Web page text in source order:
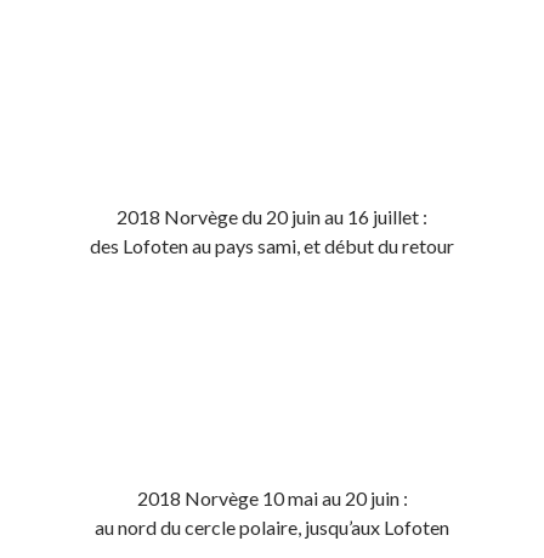
2018 Norvège du 20 juin au 16 juillet :
des Lofoten au pays sami, et début du retour
2018 Norvège 10 mai au 20 juin :
au nord du cercle polaire, jusqu’aux Lofoten